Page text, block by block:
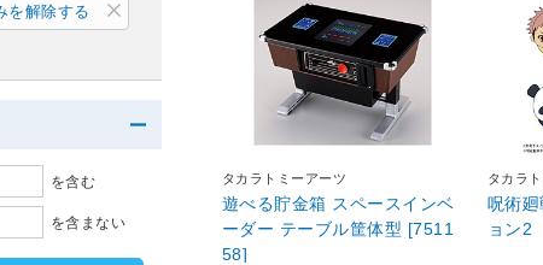
タカラトミーアーツ
遊べる貯金箱 スペースインベ
ーダー テーブル筐体型 [7511
58]
タカラ
呪術
ョン2
を解除する
を含む
を含まない